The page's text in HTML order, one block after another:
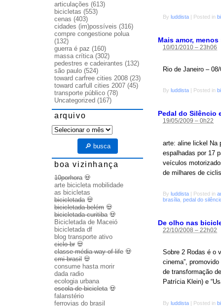
By luddista | Posted in
Mais amor, menos
10/01/2010 – 23h06
Rio de Janeiro –
By luddista Posted in
Pedal do Silêncio
19/05/2009 – 0h22
arte: aline lickel Na
espalhadas por 17
veículos
de milhares de
By luddista | Posted in
brasília pedal do
De olho nas
22/10/2008 – 22h02
Sobre 2 Rodas é o
cinema”,
de transformação
Patrícia Klein) e
By luddista | Posted in
articulações (613)
bicicletas (553)
cenas (403)
cidades (im)possíveis (316)
compre congestione polua
(132)
guerra é paz (160)
massa crítica(302)
pedestres e cadeirantes (132)
são paulo (524)
toward carfree cities 2008 (23)
toward carfull cities 2007 (45)
transporte público (78)
Uncategorized (167)
arquivo
arquivo
🔎 busca
boa vizinhança
10porhora💀
arte bicicleta mobilidade
as bicicletas
bicicletada💀
bicicletada belém 💀
bicicletada curitiba💀
Bicicletada de Maceió
bicicletada df
blog transporte ativo
ciclo br 💀
classe média way of life 💀
cmi brasil 💀
consume hasta morir
dada radio
ecologia urbana
escola de bicicleta💀
falanstério
ferrovias do brasil